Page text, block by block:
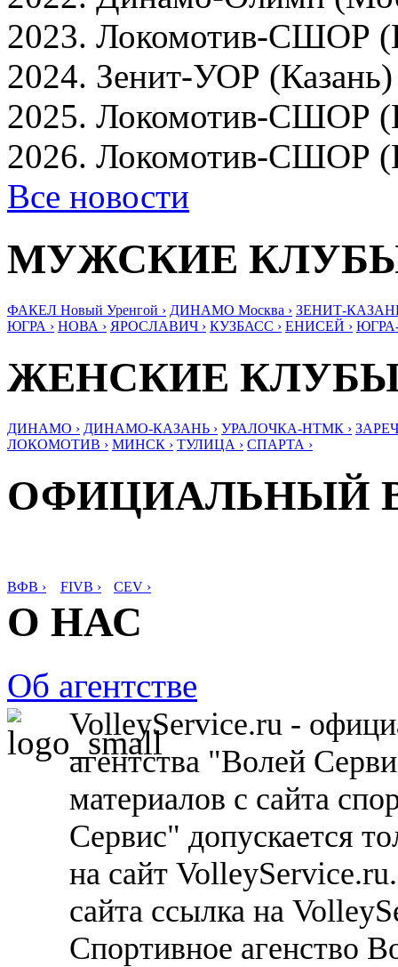
2023. Локомотив-СШОР
2024. Зенит-УОР (Казань)
2025. Локомотив-СШОР
2026. Локомотив-СШОР
Все новости
МУЖСКИЕ
ФАКЕЛ Новый Уренгой › ДИНАМО Москва › ЗЕНИТ-
ЮГРА › НОВА › ЯРОСЛАВИЧ › КУЗБАСС › ЕНИСЕЙ ›
ЖЕНСКИЕ
ДИНАМО › ДИНАМО-КАЗАНЬ › УРАЛОЧКА-НТМК ›
ЛОКОМОТИВ › МИНСК › ТУЛИЦА › СПАРТА ›
ОФИЦИАЛЬНЫЙ
ВФВ › FIVB › CEV ›
О НАС
Об агентстве
VolleyService.ru -
агентства "Волей
материалов с сайта
Сервис" допускается
на сайт
сайта ссылка на
Спортивное агенство